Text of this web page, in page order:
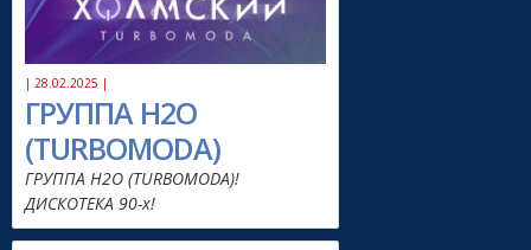
| 28.02.2025 |
ГРУППА H2O
(TURBOMODA)
ГРУППА H2O (TURBOMODA)!
ДИСКОТЕКА 90-х!